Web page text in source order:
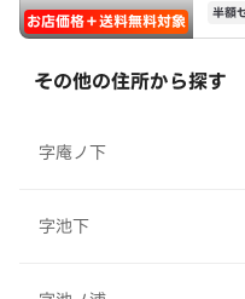
お店価格＋送料無料対象 半額
その他の住所から探す
字庵ノ下
字池下